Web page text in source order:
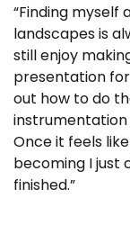
“Finding myself
landscapes is
still enjoy
presentation
out how to do
Once it feels
becoming I just
finished.”